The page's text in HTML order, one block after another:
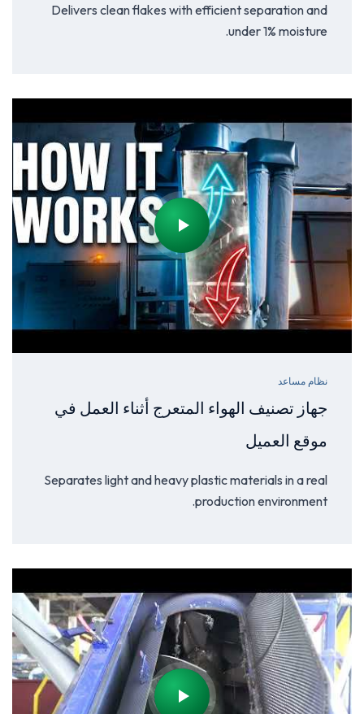
Delivers clean flakes with efficient separation and
under 1% moisture.
نظام مساعد
جهاز تصنيف الهواء المتعرج أثناء العمل في
موقع العميل
Separates light and heavy plastic materials in a real
production environment.